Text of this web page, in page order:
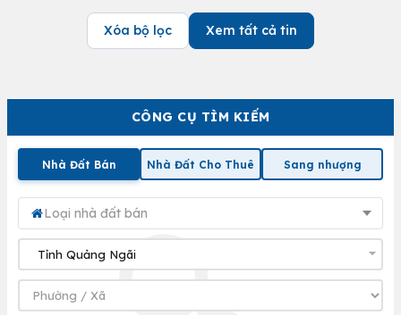
CÔNG CỤ TÌM KIẾM
Nhà Đất Bán Nhà Đất Cho Thuê Sang nhượng
Loại nhà đất bán
Xóa bộ lọc Xem tất cả tin